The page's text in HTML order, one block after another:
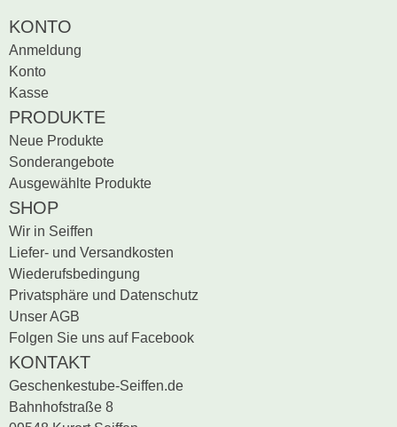
Holzkunst nach Hersteller
Schwibbogen
Räucherfiguren
Pyramiden
KONTO
Anmeldung
Konto
Kasse
PRODUKTE
Neue Produkte
Sonderangebote
Ausgewählte Produkte
SHOP
Wir in Seiffen
Liefer- und Versandkosten
Wiederufsbedingung
Privatsphäre und Datenschutz
Unser AGB
Folgen Sie uns auf Facebook
KONTAKT
Geschenkestube-Seiffen.de
Bahnhofstraße 8